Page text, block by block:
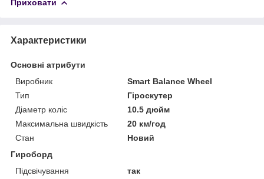
Приховати
Характеристики
Основні атрибути
Виробник
Smart Balance Wheel
Тип
Гіроскутер
Діаметр коліс
10.5 дюйм
Максимальна швидкість
20 км/год
Стан
Новий
Гироборд
Підсвічування
так